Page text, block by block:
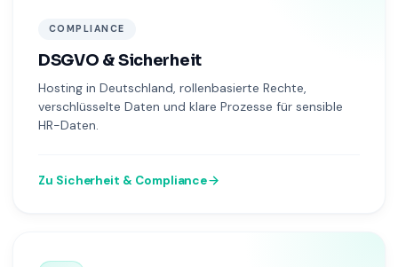
COMPLIANCE
DSGVO & Sicherheit
Hosting in Deutschland, rollenbasierte Rechte,
verschlüsselte Daten und klare Prozesse für sensible
HR-Daten.
Zu Sicherheit & Compliance